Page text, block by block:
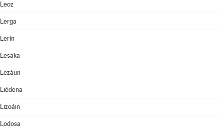
Leoz
Lerga
Lerín
Lesaka
Lezáun
Liédena
Lizoáin
Lodosa